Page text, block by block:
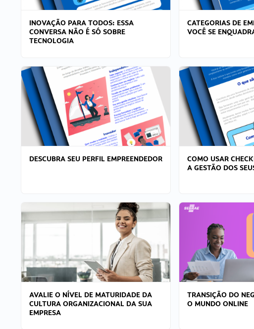
INOVAÇÃO PARA TODOS: ESSA
CONVERSA NÃO É SÓ SOBRE
TECNOLOGIA
CATEGORIAS DE
VOCÊ SE
DESCUBRA SEU PERFIL EMPREENDEDOR
COMO USAR
A GESTÃO DOS
AVALIE O NÍVEL DE MATURIDADE DA
CULTURA ORGANIZACIONAL DA SUA
EMPRESA
TRANSIÇÃO DO
O MUNDO ONLINE